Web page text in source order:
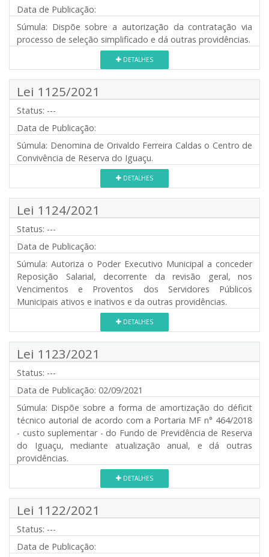
Data de Publicação:
Súmula: Dispõe sobre a autorização da contratação via
processo de seleção simplificado e dá outras providências.
DETALHES
Lei 1125/2021
Status: ---
Data de Publicação:
Súmula: Denomina de Orivaldo Ferreira Caldas o Centro de
Convivência de Reserva do Iguaçu.
DETALHES
Lei 1124/2021
Status: ---
Data de Publicação:
Súmula: Autoriza o Poder Executivo Municipal a conceder
Reposição Salarial, decorrente da revisão geral, nos
Vencimentos e Proventos dos Servidores Públicos
Municipais ativos e inativos e da outras providências.
DETALHES
Lei 1123/2021
Status: ---
Data de Publicação: 02/09/2021
Súmula: Dispõe sobre a forma de amortização do déficit
técnico autorial de acordo com a Portaria MF n° 464/2018
- custo suplementar - do Fundo de Previdência de Reserva
do Iguaçu, mediante atualização anual, e dá outras
providências.
DETALHES
Lei 1122/2021
Status: ---
Data de Publicação: